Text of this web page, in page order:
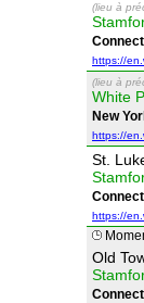
(lieu à
https://
(lieu à
White
New
https://
St.
https://
Old